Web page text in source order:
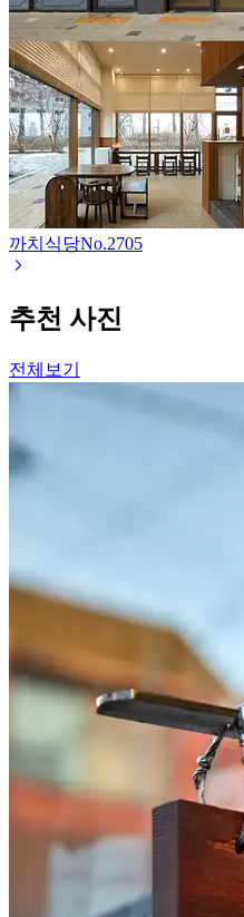
까치식당No.2705
추천 사진
전체보기